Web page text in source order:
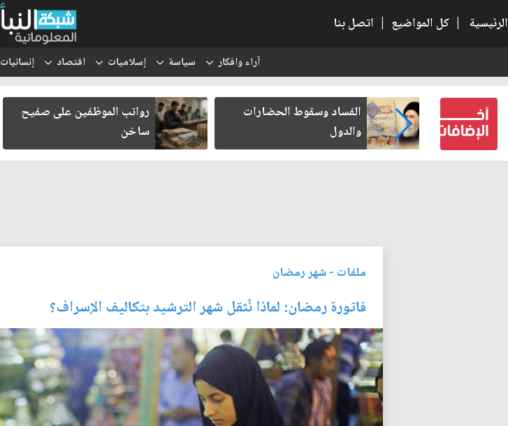
الرئيسية | كل المواضيع | اتصل بنا
آراء وافكار سياسة إسلاميات اقتصاد إنسانيات
لنفسه
الفساد وسقوط الحضارات
والدول
رواتب الموظفين على صفيح
ساخن
ملفات -شهر رمضان
فاتورة رمضان: لماذا نُثقل شهر الترشيد بتكاليف الإسراف؟